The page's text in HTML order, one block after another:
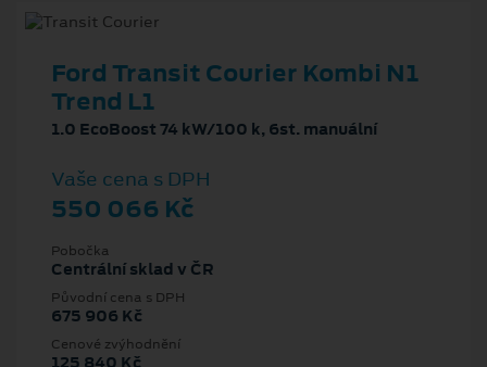
Ford Transit Courier Kombi N1
Trend L1
1.0 EcoBoost 74 kW/100 k, 6st. manuální
Vaše cena s DPH
550 066 Kč
Pobočka
Centrální sklad v ČR
Původní cena s DPH
675 906 Kč
Cenové zvýhodnění
125 840 Kč